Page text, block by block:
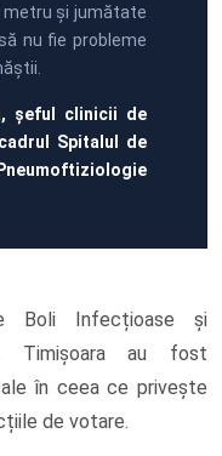
metru și jumătate
nu fie probleme
șeful clinicii de
Spitalul de
Boli Infecțioase și
Timișoara au fost
în ceea ce privește
de votare.